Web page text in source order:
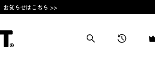
お知らせはこちら >>